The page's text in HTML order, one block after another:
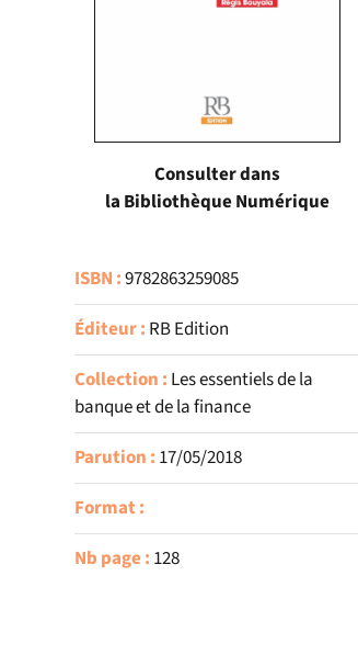
Consulter dans
la Bibliothèque Numérique
ISBN :9782863259085
Éditeur : RB Edition
Collection : Les essentiels de la
banque et de la finance
Parution : 17/05/2018
Format :
Nb page : 128